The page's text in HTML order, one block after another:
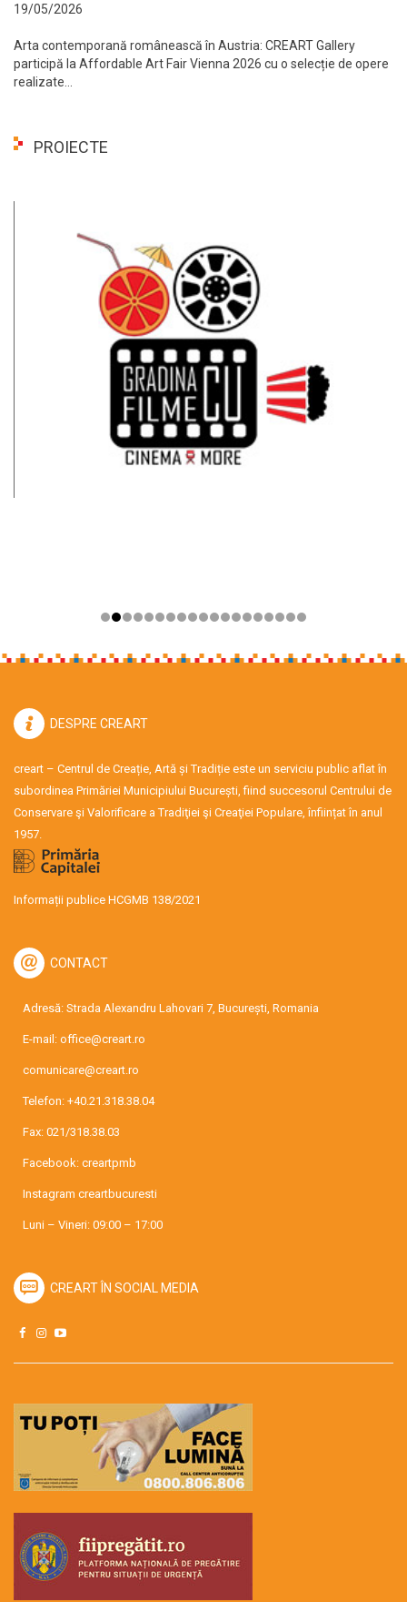
19/05/2026
Arta contemporană românească în Austria: CREART Gallery
participă la Affordable Art Fair Vienna 2026 cu o selecție de opere
realizate...
PROIECTE
DESPRE CREART
creart – Centrul de Creație, Artă și Tradiție este un serviciu public aflat în
subordinea Primăriei Municipiului București, fiind succesorul Centrului de
Conservare şi Valorificare a Tradiţiei şi Creaţiei Populare, înființat în anul
1957.
Informații publice HCGMB 138/2021
CONTACT
Adresă: Strada Alexandru Lahovari 7, București, Romania
E-mail: office@creart.ro
comunicare@creart.ro
Telefon: +40.21.318.38.04
Fax: 021/318.38.03
Facebook: creartpmb
Instagram creartbucuresti
Luni – Vineri: 09:00 – 17:00
CREART ÎN SOCIAL MEDIA